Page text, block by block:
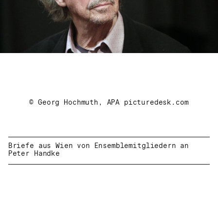
© Georg Hochmuth, APA picturedesk.com
Briefe aus Wien von Ensemblemitgliedern an
Peter Handke